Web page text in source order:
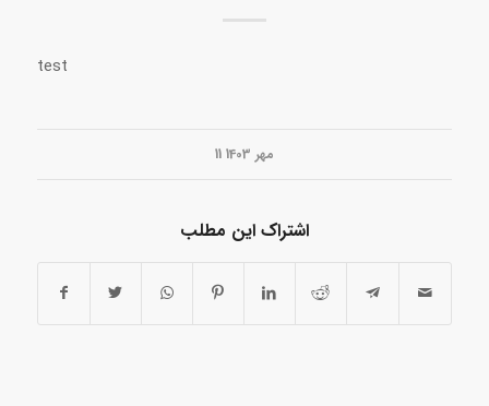
test
11 مهر 1403
اشتراک این مطلب